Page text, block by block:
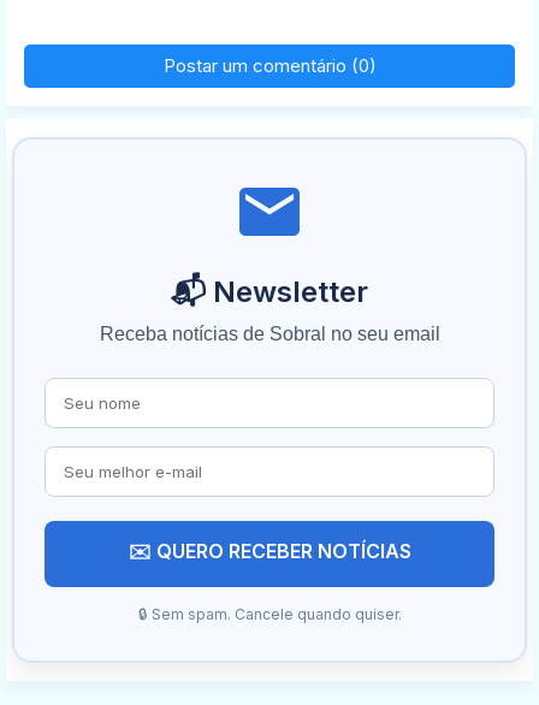
Postar um comentário (0)
📬 Newsletter
Receba notícias de Sobral no seu email
✉️ QUERO RECEBER NOTÍCIAS
🔒 Sem spam. Cancele quando quiser.